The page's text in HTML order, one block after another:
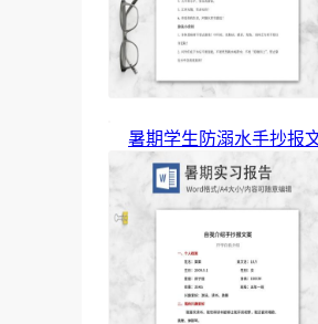
暑期学生防溺水手抄报